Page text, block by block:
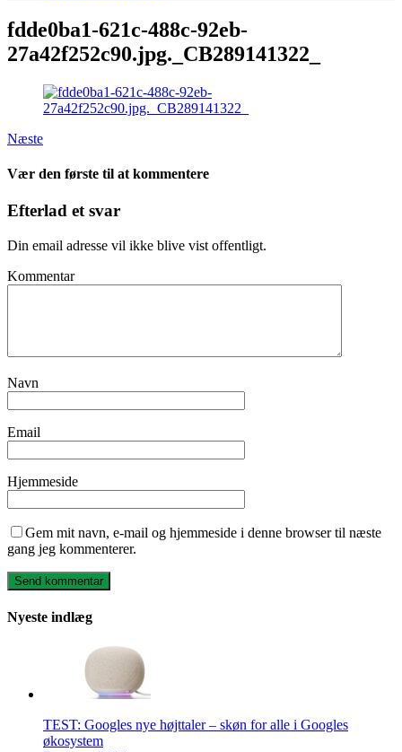
fdde0ba1-621c-488c-92eb-
27a42f252c90.jpg._CB289141322_
Næste
Vær den første til at kommentere
Efterlad et svar
Din email adresse vil ikke blive vist offentligt.
Kommentar
Navn
Email
Hjemmeside
Gem mit navn, e-mail og hjemmeside i denne browser til næste
gang jeg kommenterer.
Nyeste indlæg
TEST: Googles nye højttaler – skøn for alle i Googles
økosystem